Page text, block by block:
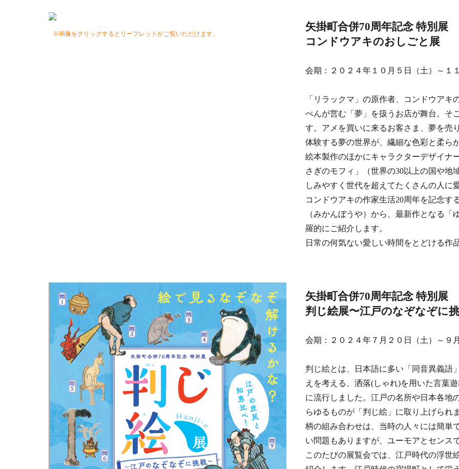
※画像をクリックするとリーフレットがご覧いただけます。
矢掛町合併70周年記念 特別展
コンドウアキのおしごと展
会期：２０２４年１０月５日（土）～１
「リラックマ」の原作者、コンドウア
ぺんが営む「夢」を扱うお店が舞台。そ
す。アメを買いに来るお客さま、夢を売
体験する夢の世界が、繊細な色彩と柔ら
絵本製作のほかにキャラクターデザイナ
さぎのモフィ」（世界の30以上の国や地
しみやすく世代を超えてたくさんの人に
コンドウアキの作家生活20周年を記念す
（みかんぼうや）から、最新作となる
羅的にご紹介します。
日常の何気ない愛しい時間をとどける作
矢掛町合併70周年記念 特別展
判じ絵展〜江戸のなぞなぞに
会期：２０２４年７月２０日（土）～９
判じ絵とは、日本語に多い「同音異義語
えを考える、洒落(しゃれ)を用いた言葉
に流行しました。江戸の名所や日本各地
らゆるものが「判じ絵」に取り上げられ
柄の組み合わせは、当時の人々には簡単
い問題もありますが、ユーモアとセンス
このたびの展覧会では、江戸時代の浮世